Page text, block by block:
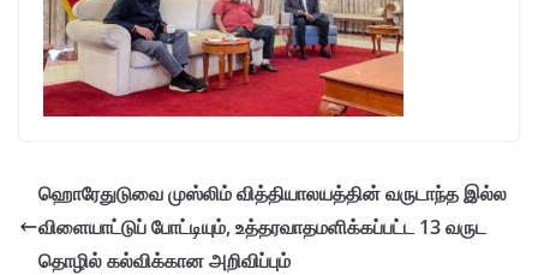
ஹொரேதுடுவை முஸ்லிம் வித்தியாலயத்தின் வருடாந்த இல்ல
விளையாட்டுப் போட்டியும், உத்தரவாதமளிக்கப்பட்ட 13 வருட
தொழில் கல்விக்கான அறிவிப்பும்